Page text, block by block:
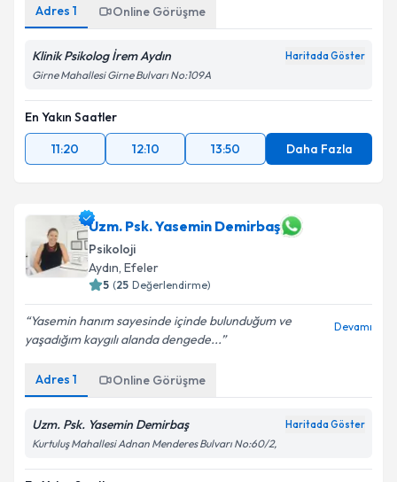
Takvim Talebini Gönder
Adres 1 Online Görüşme
Klinik Psikolog İrem Aydın Haritada Göster
Girne Mahallesi Girne Bulvarı No:109A
En Yakın Saatler
11:20
12:10 13:50 Daha Fazla
Uzm. Psk. Yasemin Demirbaş
Psikoloji
Aydın, Efeler
5 (25 Değerlendirme)
Yasemin hanım sayesinde içinde bulunduğum ve
yaşadığım kaygılı alanda dengede...
Devamı
Adres 1 Online Görüşme
Uzm. Psk. Yasemin Demirbaş Haritada Göster
Kurtuluş Mahallesi Adnan Menderes Bulvarı No:60/2,